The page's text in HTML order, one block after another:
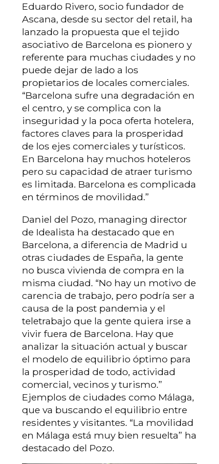
Eduardo Rivero, socio fundador de
Ascana, desde su sector del retail, ha
lanzado la propuesta que el tejido
asociativo de Barcelona es pionero y
referente para muchas ciudades y no
puede dejar de lado a los
propietarios de locales comerciales.
“Barcelona sufre una degradación en
el centro, y se complica con la
inseguridad y la poca oferta hotelera,
factores claves para la prosperidad
de los ejes comerciales y turísticos.
En Barcelona hay muchos hoteleros
pero su capacidad de atraer turismo
es limitada. Barcelona es complicada
en términos de movilidad.”
Daniel del Pozo, managing director
de Idealista ha destacado que en
Barcelona, a diferencia de Madrid u
otras ciudades de España, la gente
no busca vivienda de compra en la
misma ciudad. “No hay un motivo de
carencia de trabajo, pero podría ser a
causa de la post pandemia y el
teletrabajo que la gente quiera irse a
vivir fuera de Barcelona. Hay que
analizar la situación actual y buscar
el modelo de equilibrio óptimo para
la prosperidad de todo, actividad
comercial, vecinos y turismo.”
Ejemplos de ciudades como Málaga,
que va buscando el equilibrio entre
residentes y visitantes. “La movilidad
en Málaga está muy bien resuelta” ha
destacado del Pozo.